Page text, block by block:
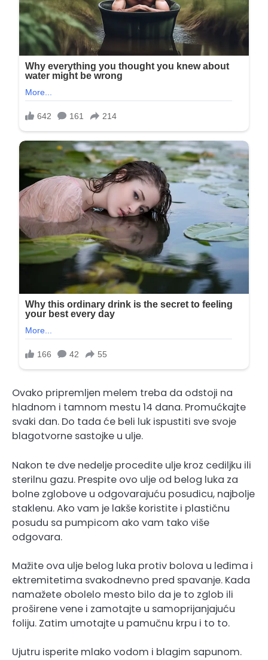
Ovako pripremljen melem treba da odstoji na
hladnom i tamnom mestu 14 dana. Promućkajte
svaki dan. Do tada će beli luk ispustiti sve svoje
blagotvorne sastojke u ulje.
Nakon te dve nedelje procedite ulje kroz cediljku ili
sterilnu gazu. Prespite ovo ulje od belog luka za
bolne zglobove u odgovarajuću posudicu, najbolje
staklenu. Ako vam je lakše koristite i plastičnu
posudu sa pumpicom ako vam tako više
odgovara.
Mažite ova ulje belog luka protiv bolova u leđima i
ektremitetima svakodnevno pred spavanje. Kada
namažete obolelo mesto bilo da je to zglob ili
proširene vene i zamotajte u samoprijanjajuću
foliju. Zatim umotajte u pamučnu krpu i to to.
Ujutru isperite mlako vodom i blagim sapunom.